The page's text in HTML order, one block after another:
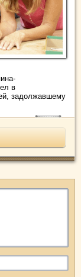
в
задолжавшему